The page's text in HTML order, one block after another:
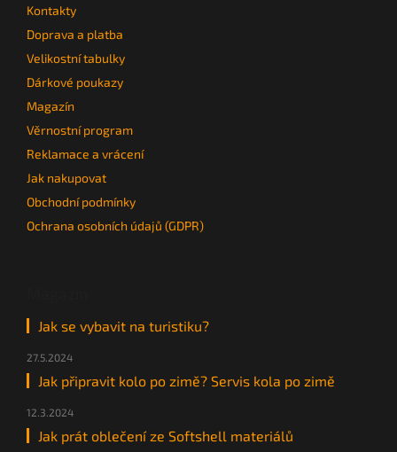
Kontakty
Doprava a platba
Velikostní tabulky
Dárkové poukazy
Magazín
Věrnostní program
Reklamace a vrácení
Jak nakupovat
Obchodní podmínky
Ochrana osobních údajů (GDPR)
Jak se vybavit na turistiku?
27.5.2024
Jak připravit kolo po zimě? Servis kola po zimě
12.3.2024
Jak prát oblečení ze Softshell materiálů